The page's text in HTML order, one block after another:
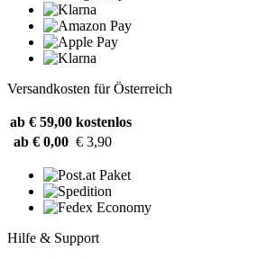
Versandkosten für Österreich
ab € 59,00 kostenlos
ab € 0,00 € 3,90
Hilfe & Support